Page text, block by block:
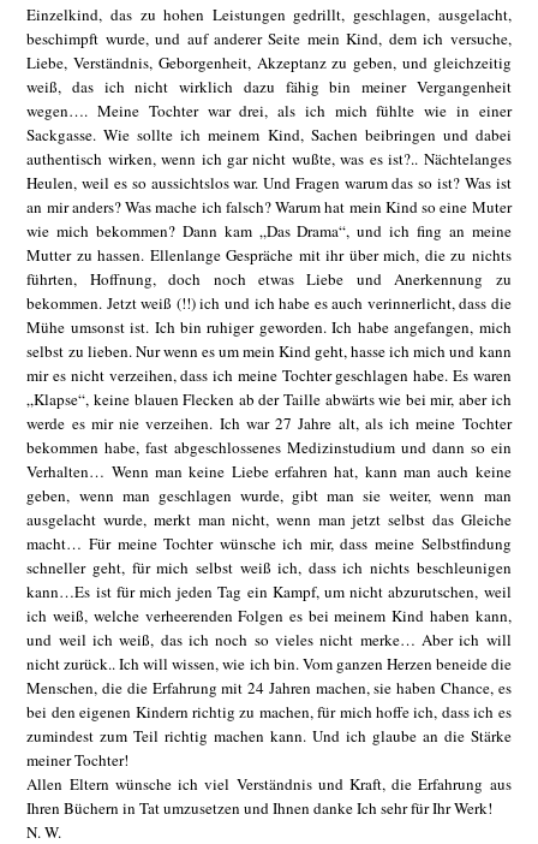
Einzelkind, das zu hohen Leistungen gedrillt, geschlagen, ausgelacht,
beschimpft wurde, und auf anderer Seite mein Kind, dem ich versuche,
Liebe, Verständnis, Geborgenheit, Akzeptanz zu geben, und gleichzeitig
weiß, das ich nicht wirklich dazu fähig bin meiner Vergangenheit
wegen…. Meine Tochter war drei, als ich mich fühlte wie in einer
Sackgasse. Wie sollte ich meinem Kind, Sachen beibringen und dabei
authentisch wirken, wenn ich gar nicht wußte, was es ist?.. Nächtelanges
Heulen, weil es so aussichtslos war. Und Fragen warum das so ist? Was ist
an mir anders? Was mache ich falsch? Warum hat mein Kind so eine Muter
wie mich bekommen? Dann kam „Das Drama“, und ich fing an meine
Mutter zu hassen. Ellenlange Gespräche mit ihr über mich, die zu nichts
führten, Hoffnung, doch noch etwas Liebe und Anerkennung zu
bekommen. Jetzt weiß (!!) ich und ich habe es auch verinnerlicht, dass die
Mühe umsonst ist. Ich bin ruhiger geworden. Ich habe angefangen, mich
selbst zu lieben. Nur wenn es um mein Kind geht, hasse ich mich und kann
mir es nicht verzeihen, dass ich meine Tochter geschlagen habe. Es waren
„Klapse“, keine blauen Flecken ab der Taille abwärts wie bei mir, aber ich
werde es mir nie verzeihen. Ich war 27 Jahre alt, als ich meine Tochter
bekommen habe, fast abgeschlossenes Medizinstudium und dann so ein
Verhalten… Wenn man keine Liebe erfahren hat, kann man auch keine
geben, wenn man geschlagen wurde, gibt man sie weiter, wenn man
ausgelacht wurde, merkt man nicht, wenn man jetzt selbst das Gleiche
macht… Für meine Tochter wünsche ich mir, dass meine Selbstfindung
schneller geht, für mich selbst weiß ich, dass ich nichts beschleunigen
kann…Es ist für mich jeden Tag ein Kampf, um nicht abzurutschen, weil
ich weiß, welche verheerenden Folgen es bei meinem Kind haben kann,
und weil ich weiß, das ich noch so vieles nicht merke… Aber ich will
nicht zurück.. Ich will wissen, wie ich bin. Vom ganzen Herzen beneide die
Menschen, die die Erfahrung mit 24 Jahren machen, sie haben Chance, es
bei den eigenen Kindern richtig zu machen, für mich hoffe ich, dass ich es
zumindest zum Teil richtig machen kann. Und ich glaube an die Stärke
meiner Tochter!
Allen Eltern wünsche ich viel Verständnis und Kraft, die Erfahrung aus
Ihren Büchern in Tat umzusetzen und Ihnen danke Ich sehr für Ihr Werk!
N. W.